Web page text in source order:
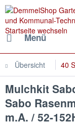
Menü
Übersicht 40
Mulchkit
Sabo
m.A. / 52-